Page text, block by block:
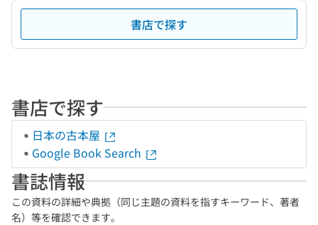
書店で探す
書店で探す
日本の古本屋
Google Book Search
書誌情報
この資料の詳細や典拠（同じ主題の資料を指すキーワード、著者
名）等を確認できます。